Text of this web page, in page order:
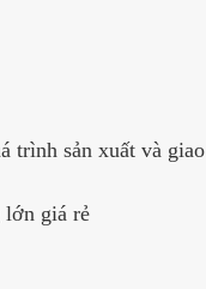
trình sản xuất và
lớn giá rẻ